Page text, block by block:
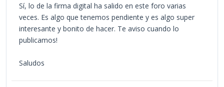
Sí, lo de la firma digital ha salido en este foro varias
veces. Es algo que tenemos pendiente y es algo super
interesante y bonito de hacer. Te aviso cuando lo
publicamos!
Saludos